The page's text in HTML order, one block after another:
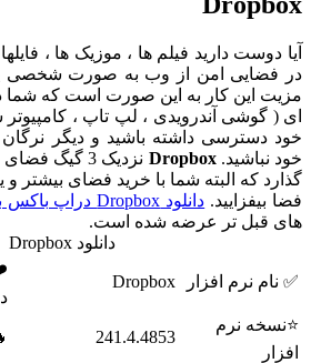
دوست دارید فیلم ها ، موزیک ها ،
فضایی امن از وب به صورت شخصی یا
این کار به این صورت است که شما در
( گوشی آندرویدی ، لپ تاپ ،
دسترسی داشته باشید و دیگر
نباشید.Dropbox
نزدیک 3 گیگ
که البته شما با خرید فضای بیشتر و
بیفزایید.دانلود Dropbox دراپ باکس برای اندروید
قبل تر عرضه شده است.
دانلود Dropbox
✅ نام نرم افزار Dropbox
⭐نسخه نرم
افزار
241.4.4853